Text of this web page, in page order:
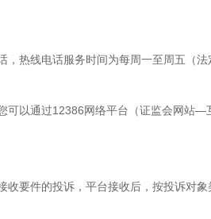
热线电话服务时间为每周一至周五（
可以通过12386网络平台（证监会网站—
要件的投诉，平台接收后，按投诉对象